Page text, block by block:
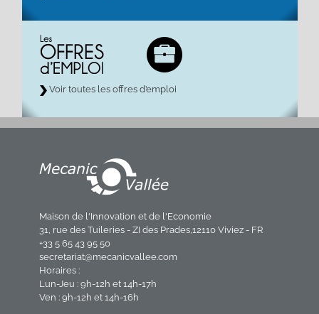
Voir toutes les offres d’emploi
Maison de l'Innovation et de l'Economie
31, rue des Tuileries - ZI des Prades,12110 Viviez - FR
+33 5 65 43 95 50
secretariat@mecanicvallee.com
Horaires :
Lun-Jeu : 9h-12h et 14h-17h
Ven : 9h-12h et 14h-16h